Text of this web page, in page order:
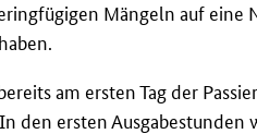
Mängeln auf eine
am ersten Tag der
den ersten Ausgabestunden